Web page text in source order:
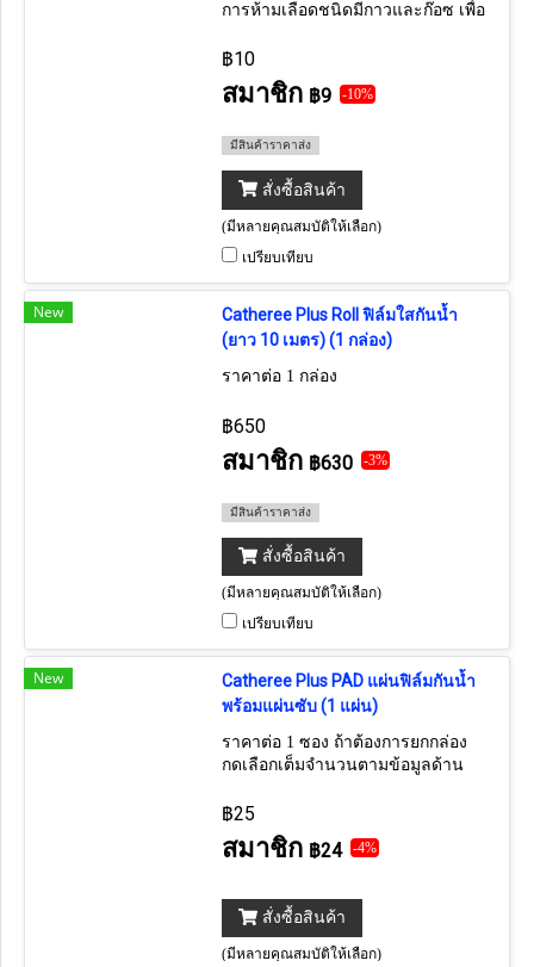
การห้ามเลือดชนิดมีกาวและก๊อซ เพื่อ
฿10
สมาชิก ฿9 -10%
มีสินค้าราคาส่ง
สั่งซื้อสินค้า
(มีหลายคุณสมบัติให้เลือก)
เปรียบเทียบ
New
Catheree Plus Roll ฟิล์มใสกันน้ำ
(ยาว 10 เมตร) (1 กล่อง)
ราคาต่อ 1 กล่อง
฿650
สมาชิก ฿630 -3%
มีสินค้าราคาส่ง
สั่งซื้อสินค้า
(มีหลายคุณสมบัติให้เลือก)
เปรียบเทียบ
New
Catheree Plus PAD แผ่นฟิล์มกันน้ำ
พร้อมแผ่นซับ (1 แผ่น)
ราคาต่อ 1 ซอง ถ้าต้องการยกกล่อง
กดเลือกเต็มจำนวนตามข้อมูลด้าน
฿25
สมาชิก ฿24 -4%
สั่งซื้อสินค้า
(มีหลายคุณสมบัติให้เลือก)